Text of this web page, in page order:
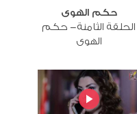
حكم الهوى
الحلقة الثامنة- حكم
الهوى